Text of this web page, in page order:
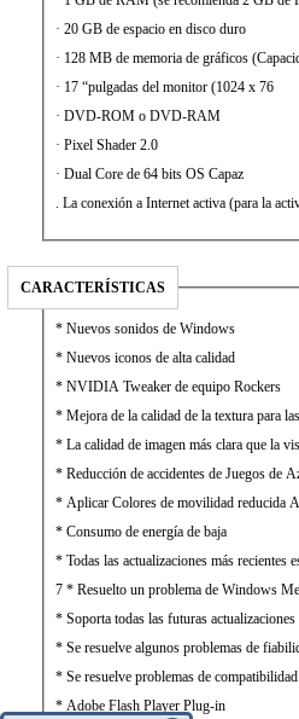
· 20 GB de espacio en disco duro
· 128 MB de memoria de gráficos
· 17 “pulgadas del monitor (1024 x 76
· DVD-ROM o DVD-RAM
· Pixel Shader 2.0
· Dual Core de 64 bits OS Capaz
. La conexión a Internet activa (para la
CARACTERÍSTICAS
* Nuevos sonidos de Windows
* Nuevos iconos de alta calidad
* NVIDIA Tweaker de equipo Rockers
* Mejora de la calidad de la textura para
* La calidad de imagen más clara que la
* Reducción de accidentes de Juegos de
* Aplicar Colores de movilidad reducida
* Consumo de energía de baja
* Todas las actualizaciones más recientes
7 * Resuelto un problema de Windows
* Soporta todas las futuras actualizaciones
* Se resuelve algunos problemas de
* Se resuelve problemas de compatibilidad
* Adobe Flash Player Plug-in